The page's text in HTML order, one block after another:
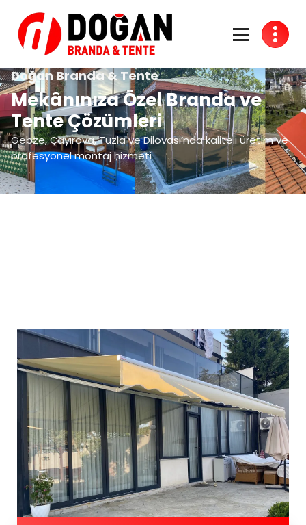
Doğan Branda & Tente
Mekânınıza Özel Branda ve
Tente Çözümleri
Gebze, Çayırova, Tuzla ve Dilovası’nda kaliteli üretim ve
profesyonel montaj hizmeti